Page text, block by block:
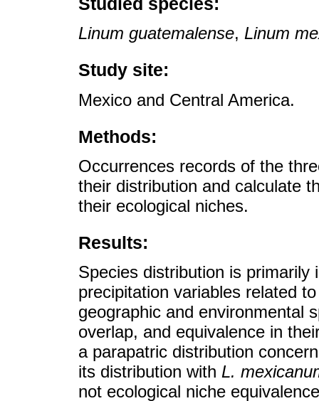
Linum guatemalense, Linum
Study site:
Mexico and Central America.
Methods:
Occurrences records of the
their distribution and calculate
their ecological niches.
Results:
Species distribution is
precipitation variables related
geographic and environmental
overlap, and equivalence in
a parapatric distribution
its distribution with L.
not ecological niche